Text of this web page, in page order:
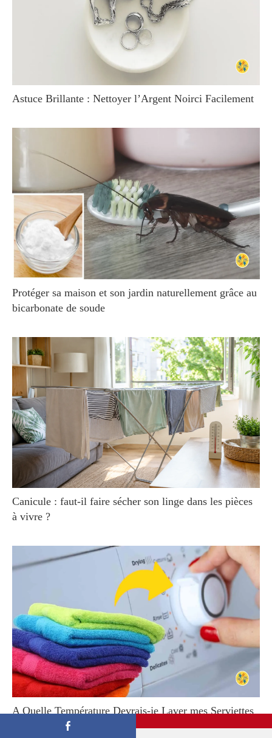
Astuce Brillante : Nettoyer l’Argent Noirci Facilement
Protéger sa maison et son jardin naturellement grâce au
bicarbonate de soude
Canicule : faut-il faire sécher son linge dans les pièces
à vivre ?
A Quelle Température Devrais-je Laver mes Serviettes